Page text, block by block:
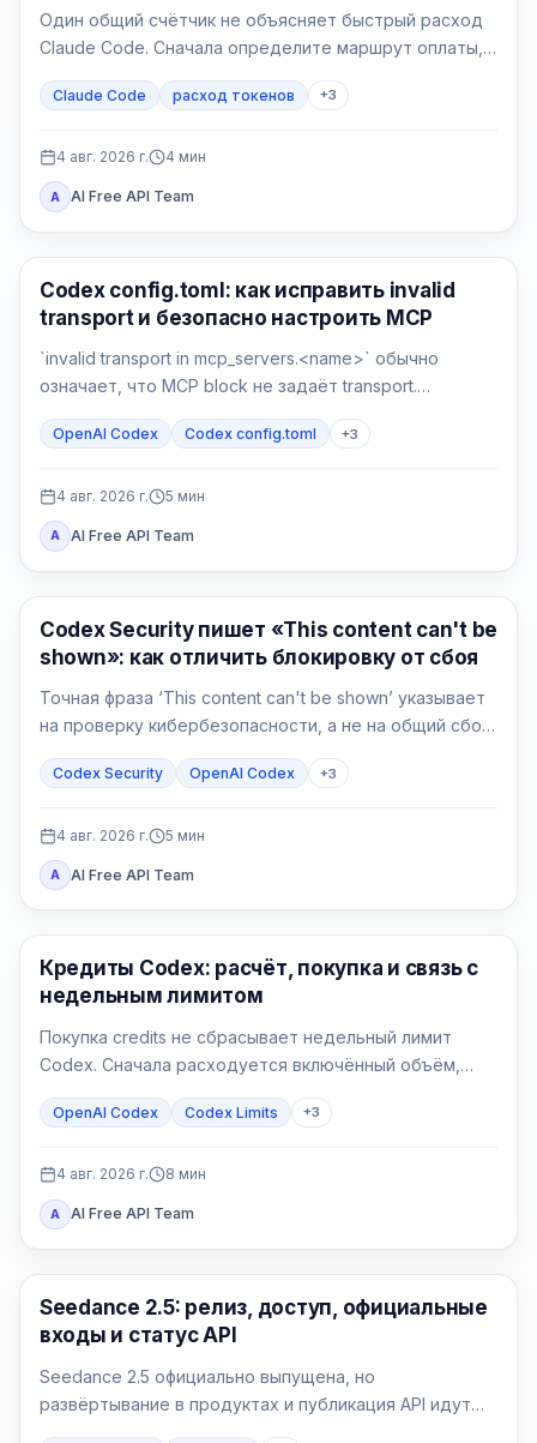
Один общий счётчик не объясняет быстрый расход
Claude Code. Сначала определите маршрут оплаты,
и чистую сессию.
Claude Code расход токенов +3
4 авг. 2026 г. 4 мин
A AI Free API Team
Инструменты AI-разработки
Codex config.toml: как исправить invalid
transport и безопасно настроить MCP
`invalid transport in mcp_servers.<name>` обычно
означает, что MCP block не задаёт transport.
отдельно проверьте разбор и соединение.
OpenAI Codex Codex config.toml +3
4 авг. 2026 г. 5 мин
A AI Free API Team
OpenAI Codex
Codex Security пишет «This content can't be
shown»: как отличить блокировку от сбоя
Точная фраза ‘This content can't be shown’ указывает
на проверку кибербезопасности, а не на общий сбой
авторизацию и сузьте защитную задачу.
Codex Security OpenAI Codex +3
4 авг. 2026 г. 5 мин
A AI Free API Team
AI Development Tools
Кредиты Codex: расчёт, покупка и связь с
недельным лимитом
Покупка credits не сбрасывает недельный лимит
Codex. Сначала расходуется включённый объём,
доступные кредиты.
OpenAI Codex Codex Limits +3
4 авг. 2026 г. 8 мин
A AI Free API Team
AI Video Generation
Seedance 2.5: релиз, доступ, официальные
входы и статус API
Seedance 2.5 официально выпущена, но
развёртывание в продуктах и публикация API идут